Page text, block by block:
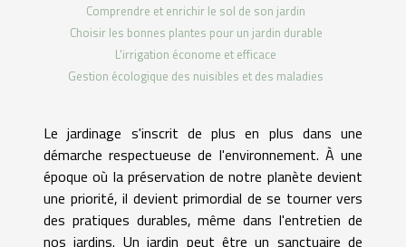
Comprendre et enrichir le sol de son jardin
Choisir les bonnes plantes pour un jardin durable
L'irrigation économe et efficace
Gestion écologique des nuisibles et des maladies
Le jardinage s'inscrit de plus en plus dans une
démarche respectueuse de l'environnement. À une
époque où la préservation de notre planète devient
une priorité, il devient primordial de se tourner vers
des pratiques durables, même dans l'entretien de
nos jardins. Un jardin peut être un sanctuaire de